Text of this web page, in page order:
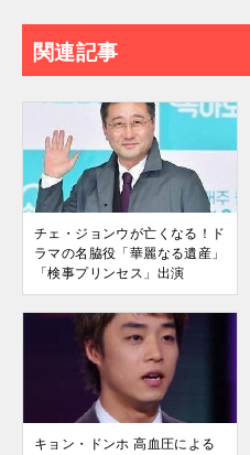
関連記事
チェ・ジョンウが亡くなる！ド
ラマの名脇役「華麗なる遺産」
「検事プリンセス」出演
キョン・ドンホ 高血圧による